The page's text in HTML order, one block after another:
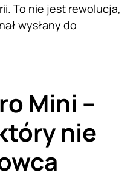
To nie jest rewolucja,
wysłany do
Mini –
nie